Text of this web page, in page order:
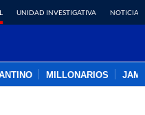
UNIDAD INVESTIGATIVA NOTICIAS
MILLONARIOS